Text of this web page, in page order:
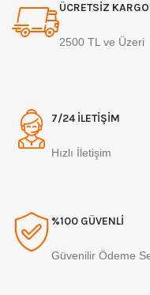
ÜCRETSİZ KARGO
2500 TL ve Üzeri
7/24 İLETİŞİM
Hızlı İletişim
%100 GÜVENLİ
Güvenilir Ödeme